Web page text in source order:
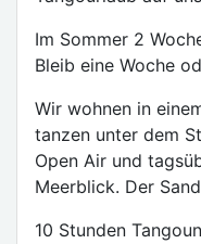
Im Sommer 2
Bleib eine Woche
Wir wohnen in
tanzen unter dem
Open Air und
Meerblick. Der
10 Stunden